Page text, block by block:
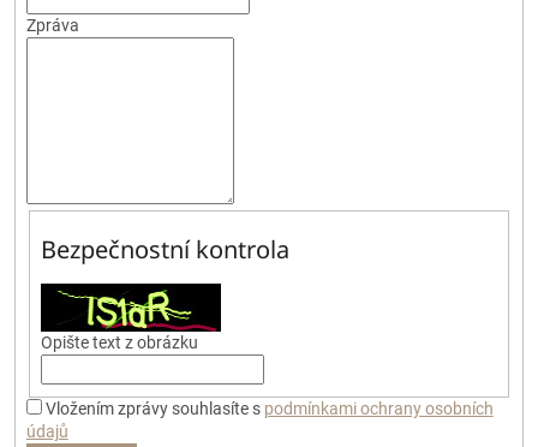
Zpráva
Bezpečnostní kontrola
Opište text z obrázku
Vložením zprávy souhlasíte s podmínkami ochrany osobních
údajů